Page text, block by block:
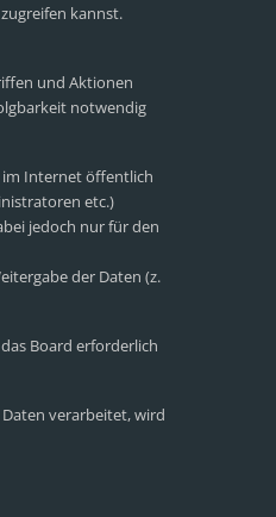
kannst.
und Aktionen
notwendig
im Internet öffentlich
etc.)
jedoch nur für den
der Daten (z.
Board erforderlich
verarbeitet, wird